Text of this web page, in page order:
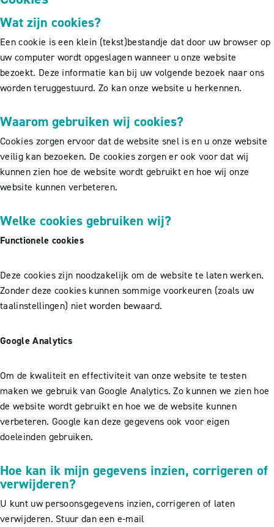
Wat zijn cookies?
Een cookie is een klein (tekst)bestandje dat door uw browser op
uw computer wordt opgeslagen wanneer u onze website
bezoekt. Deze informatie kan bij uw volgende bezoek naar ons
worden teruggestuurd. Zo kan onze website u herkennen.
Waarom gebruiken wij cookies?
Cookies zorgen ervoor dat de website snel is en u onze website
veilig kan bezoeken. De cookies zorgen er ook voor dat wij
kunnen zien hoe de website wordt gebruikt en hoe wij onze
website kunnen verbeteren.
Welke cookies gebruiken wij?
Functionele cookies
Deze cookies zijn noodzakelijk om de website te laten werken.
Zonder deze cookies kunnen sommige voorkeuren (zoals uw
taalinstellingen) niet worden bewaard.
Google Analytics
Om de kwaliteit en effectiviteit van onze website te testen
maken we gebruik van Google Analytics. Zo kunnen we zien hoe
de website wordt gebruikt en hoe we de website kunnen
verbeteren. Google kan deze gegevens ook voor eigen
doeleinden gebruiken.
Hoe kan ik mijn gegevens inzien, corrigeren of
verwijderen?
U kunt uw persoonsgegevens inzien, corrigeren of laten
verwijderen. Stuur dan een e-mail